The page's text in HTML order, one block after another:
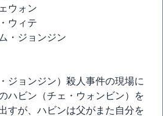
ウォン
ウィテ
・ジョンジン
ジョンジン）殺人事件の現場に
ハビン（チェ・ウォンビン）を
すが、ハビンは父がまた自分を